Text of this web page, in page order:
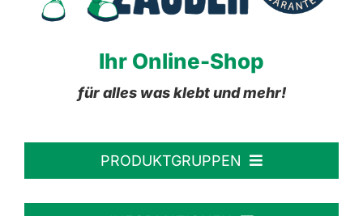
Ihr Online-Shop
für alles was klebt und mehr!
PRODUKTGRUPPEN
Personalisierte Aufkleber